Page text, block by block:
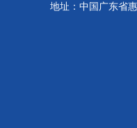
地址：中国广东省